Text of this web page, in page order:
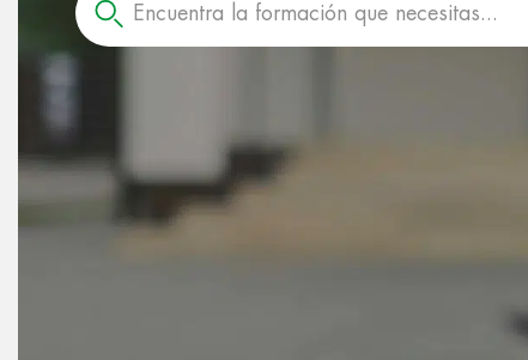
Encuentra la formación que necesitas...